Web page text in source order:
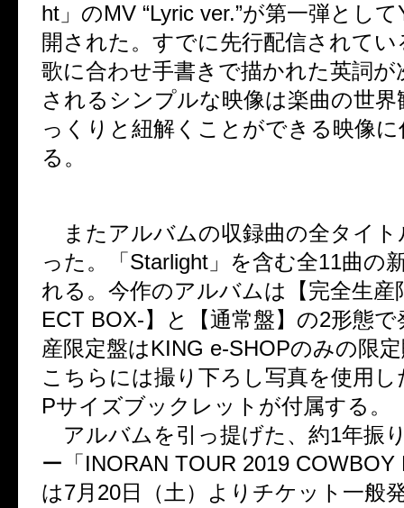
ht 」のMV “Lyric ver.”が第一弾として
開された。すでに先行配信されて
歌に合わせ手書きで描かれた英詞が
されるシンプルな映像は楽曲の世
っくりと紐解くことができる映像
る。
またアルバムの収録曲の全タイト
った。「 Starlight 」を含む全11曲の
れる。今作のアルバムは【完全生産
ECT BOX-】と【通常盤】の2形態で
産限定盤はKING e-SHOPのみの限
こちらには撮り下ろし写真を使用し
Pサイズブックレットが付属する。
アルバムを引っ提げた、約1年振
ー「 INORAN TOUR 2019 COWBOY
は7月 20日（土）よりチケット一般